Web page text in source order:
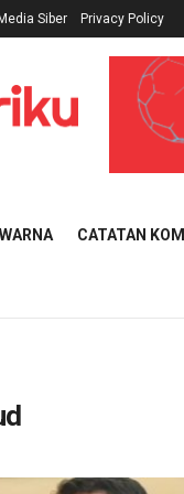
Siber Privacy Policy
CATATAN